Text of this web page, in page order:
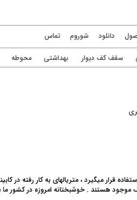
دانلود شوروم تماس
سقف کف دیوار بهداشتی محوطه
قرار میگیرد ، متریالهای به کار رفته در
هستند . خوشبختانه امروزه در کشور ما